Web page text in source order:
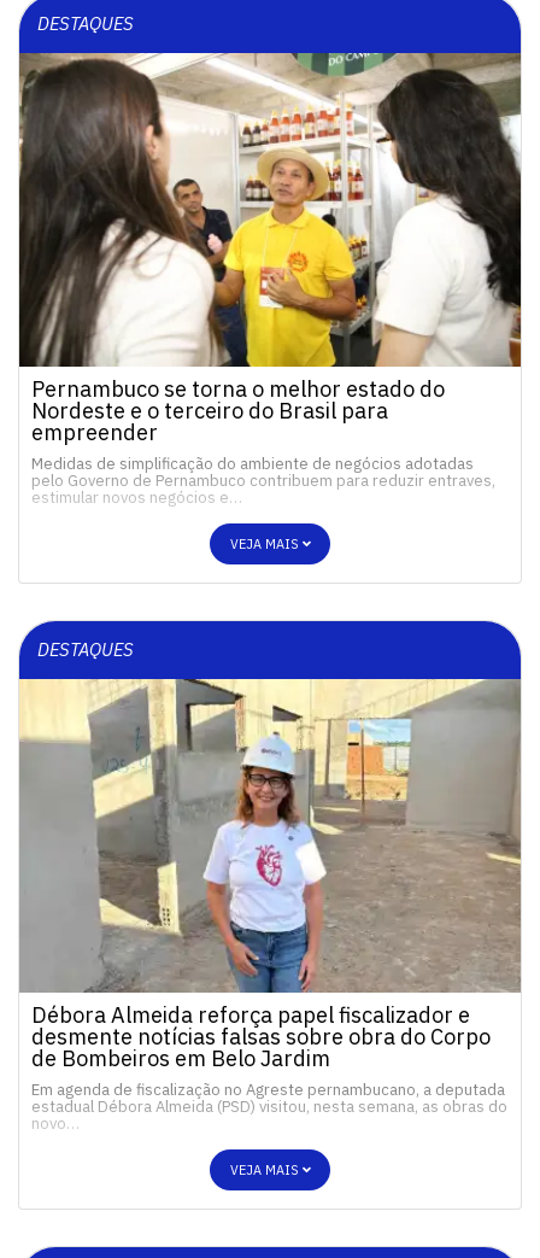
DESTAQUES
Pernambuco se torna o melhor estado do
Nordeste e o terceiro do Brasil para
empreender
Medidas de simplificação do ambiente de negócios adotadas
pelo Governo de Pernambuco contribuem para reduzir entraves,
estimular novos negócios e…
VEJA MAIS
DESTAQUES
Débora Almeida reforça papel fiscalizador e
desmente notícias falsas sobre obra do Corpo
de Bombeiros em Belo Jardim
Em agenda de fiscalização no Agreste pernambucano, a deputada
estadual Débora Almeida (PSD) visitou, nesta semana, as obras do
novo…
VEJA MAIS